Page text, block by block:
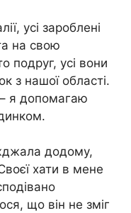
усі зароблені
на свою
подруг, усі вони
з нашої області.
я допомагаю
додому,
хати в мене
що він не зміг